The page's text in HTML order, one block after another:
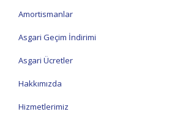
Amortismanlar
Asgari Geçim İndirimi
Asgari Ücretler
Hakkımızda
Hizmetlerimiz